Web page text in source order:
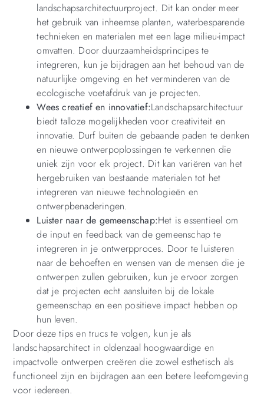
landschapsarchitectuurproject. Dit kan onder meer
het gebruik van inheemse planten, waterbesparende
technieken en materialen met een lage milieu-impact
omvatten. Door duurzaamheidsprincipes te
integreren, kun je bijdragen aan het behoud van de
natuurlijke omgeving en het verminderen van de
ecologische voetafdruk van je projecten.
Wees creatief en innovatief:Landschapsarchitectuur
biedt talloze mogelijkheden voor creativiteit en
innovatie. Durf buiten de gebaande paden te denken
en nieuwe ontwerpoplossingen te verkennen die
uniek zijn voor elk project. Dit kan variëren van het
hergebruiken van bestaande materialen tot het
integreren van nieuwe technologieën en
ontwerpbenaderingen.
Luister naar de gemeenschap:Het is essentieel om
de input en feedback van de gemeenschap te
integreren in je ontwerpproces. Door te luisteren
naar de behoeften en wensen van de mensen die je
ontwerpen zullen gebruiken, kun je ervoor zorgen
dat je projecten echt aansluiten bij de lokale
gemeenschap en een positieve impact hebben op
hun leven.
Door deze tips en trucs te volgen, kun je als
landschapsarchitect in oldenzaal hoogwaardige en
impactvolle ontwerpen creëren die zowel esthetisch als
functioneel zijn en bijdragen aan een betere leefomgeving
voor iedereen.